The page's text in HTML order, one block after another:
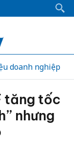
doanh nghiệp
tăng tốc
nhưng